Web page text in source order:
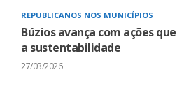
REPUBLICANOS NOS MUNICÍPIOS
Búzios avança com ações
a sustentabilidade
27/03/2026